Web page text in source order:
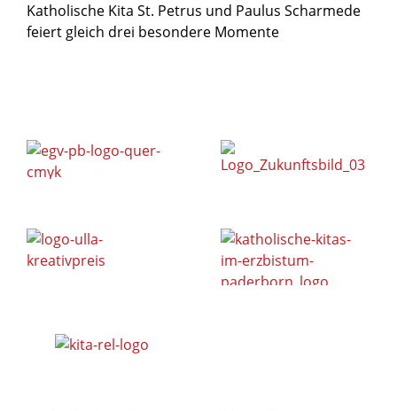
Katholische Kita St. Petrus und Paulus Scharmede
feiert gleich drei besondere Momente